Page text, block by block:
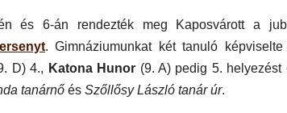
és 6-án rendezték meg Kaposvárott a
. Gimnáziumunkat két tanuló
D) 4., Katona Hunor (9. A) pedig 5.
tanárnő és Szőllősy László tanár úr.